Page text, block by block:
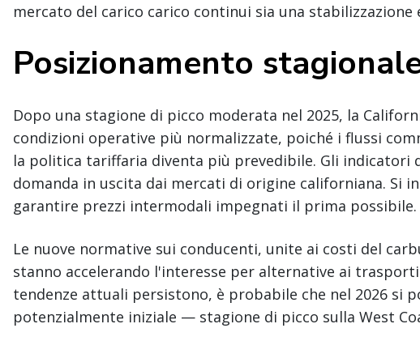
mercato del carico carico continui sia una
Posizionamento
Dopo una stagione di picco moderata nel 2025, la
condizioni operative più normalizzate, poiché i flussi
la politica tariffaria diventa più prevedibile. Gli indicatori
domanda in uscita dai mercati di origine californiana. Si
garantire prezzi intermodali impegnati il prima possibile.
Le nuove normative sui conducenti, unite ai costi del
stanno accelerando l'interesse per alternative ai
tendenze attuali persistono, è probabile che nel 2026 si
potenzialmente iniziale — stagione di picco sulla West